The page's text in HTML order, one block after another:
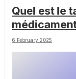
Quel est le
chez les Big
6 February 2025